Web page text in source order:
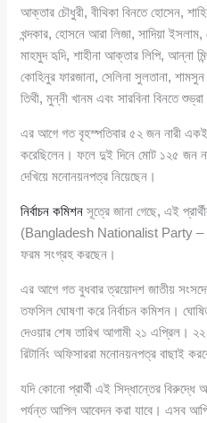
আক্তার চৌধুরী, বীথিকা বিনতে হোসেন,
খন্দকার, হোসনে আরা লিজা, সাদিয়া
মাহমুদ হৃদি, শাহীনা আক্তার লিপি, আন্না
কোহিনুর ফারজানা, সেলিনা সুলতানা,
তিথী, মুন্নী খানম এবং সারবিনা বিনতে
এর আগে গত বৃহস্পতিবার ৫২ জন নারী
করেছিলেন। ফলে দুই দিনে মোট ১২৫ জন
দেখিয়ে মনোনয়নপত্র নিয়েছেন।
নির্বাচন কমিশন সূত্রে জানা গেছে, এই
(Bangladesh Nationalist Party –
ফরম সংগ্রহ করছেন।
এর আগে গত বুধবার ত্রয়োদশ জাতীয় সংসদের
তফসিল ঘোষণা করে নির্বাচন কমিশন।
দেওয়ার শেষ তারিখ আগামী ২১ এপ্রিল।
রিটার্নিং অফিসাররা মনোনয়নপত্র বাছাই
যদি কোনো প্রার্থী এই সিদ্ধান্তের
পর্যন্ত আপিল আবেদন করা যাবে। এসব